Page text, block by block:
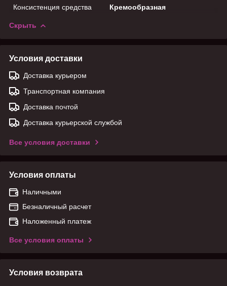
Консистенция средства
Кремообразная
Скрыть
Условия доставки
Доставка курьером
Транспортная компания
Доставка почтой
Доставка курьерской службой
Все условия доставки
Условия оплаты
Наличными
Безналичный расчет
Наложенный платеж
Все условия оплаты
Условия возврата